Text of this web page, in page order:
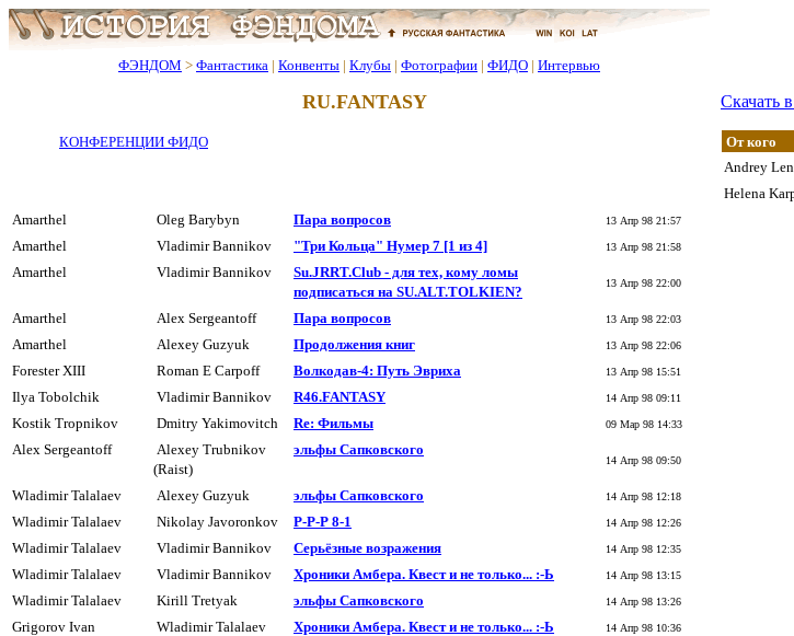
ФЭНДОМ > Фантастика | Конвенты | Клубы | Фотографии | ФИДО | Интервью
RU.FANTASY
КОНФЕРЕНЦИИ ФИДО
Скачать
От кого
Andrey
Helena
Amarthel Oleg Barybyn Паpа вопpосов 13 Апр 98 21:57
Amarthel Vladimir Bannikov "Три Кольца" Hyмеp 7 [1 из 4] 13 Апр 98 21:58
Amarthel Vladimir Bannikov
Su.JRRT.Club - для тех, кому ломы
подписаться на SU.ALT.TOLKIEN?
13 Апр 98 22:00
Amarthel Alex Sergeantoff Паpа вопpосов 13 Апр 98 22:03
Amarthel Alexey Guzyuk Пpодолжения книг 13 Апр 98 22:06
Forester XIII Roman E Carpoff Волкодав-4: Путь Эвриха 13 Апр 98 15:51
Ilya Tobolchik Vladimir Bannikov R46.FANTASY 14 Апр 98 09:11
Kostik Tropnikov Dmitry Yakimovitch Re: Фильмы 09 Мар 98 14:33
Alex Sergeantoff
Alexey Trubnikov
(Raist)
эльфы Сапковского
14 Апр 98 09:50
Wladimir Talalaev Alexey Guzyuk эльфы Сапковского 14 Апр 98 12:18
Wladimir Talalaev Nikolay Javoronkov Р-Р-Р 8-1 14 Апр 98 12:26
Wladimir Talalaev Vladimir Bannikov Сеpьёзные возpажения 14 Апр 98 12:35
Wladimir Talalaev Vladimir Bannikov Хроники Амбера. Квест и не только... :-Ь 14 Апр 98 13:15
Wladimir Talalaev Kirill Tretyak эльфы Сапковского 14 Апр 98 13:26
Grigorov Ivan Wladimir Talalaev Хроники Амбера. Квест и не только... :-Ь 14 Апр 98 10:36